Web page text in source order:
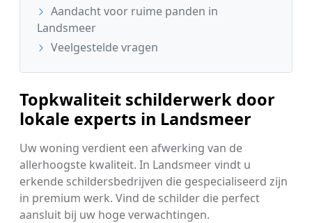
Aandacht voor ruime panden in
Landsmeer
Veelgestelde vragen
Topkwaliteit schilderwerk door
lokale experts in Landsmeer
Uw woning verdient een afwerking van de
allerhoogste kwaliteit. In Landsmeer vindt u
erkende schildersbedrijven die gespecialiseerd zijn
in premium werk. Vind de schilder die perfect
aansluit bij uw hoge verwachtingen.